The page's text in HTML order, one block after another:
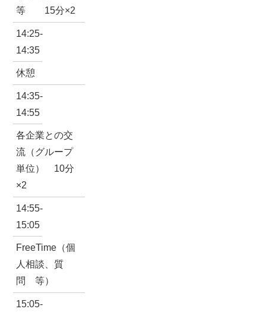
等 15分×2
14:25-
14:35
休憩
14:35-
14:55
各企業との交
流（グループ
単位） 10分
×2
14:55-
15:05
FreeTime（個
人相談、質
問 等）
15:05-